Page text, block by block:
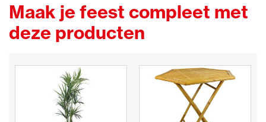
Maak je feest compleet met
deze producten